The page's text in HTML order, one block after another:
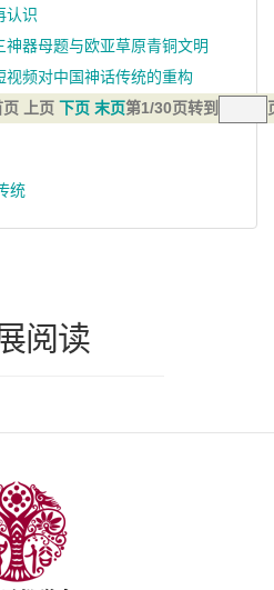
认识
器母题与欧亚草原青铜文明
频对中国神话传统的重构
页 上页 下页 末页第1/30页转到
统
阅读